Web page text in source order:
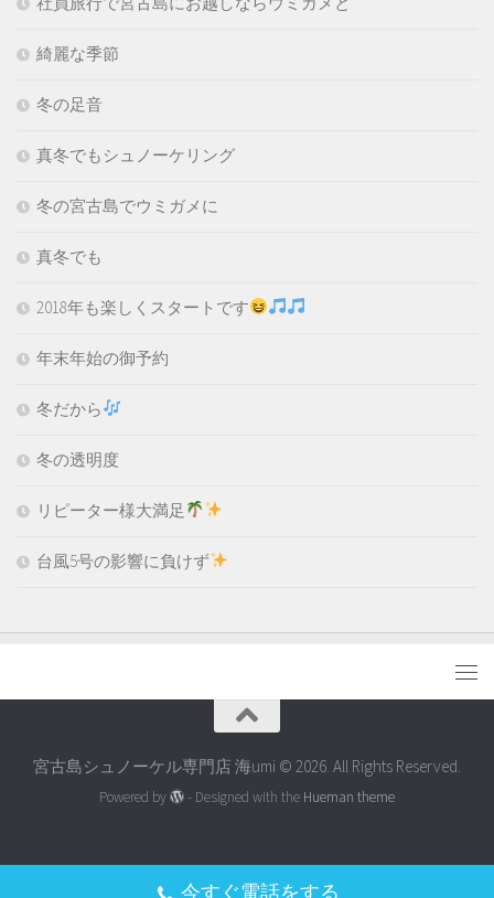
綺麗な季節
冬の足音
真冬でもシュノーケリング
冬の宮古島でウミガメに
真冬でも
2018年も楽しくスタートです
年末年始の御予約
冬だから
冬の透明度
リピーター様大満足
台風5号の影響に負けず
宮古島シュノーケル専門店 海umi © 2026. All Rights Reserved.
Powered by - Designed with the Hueman theme
今すぐ電話をする